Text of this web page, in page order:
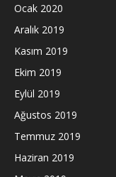
Ocak 2020
Aralık 2019
Kasım 2019
Ekim 2019
Eylül 2019
Ağustos 2019
Temmuz 2019
Haziran 2019